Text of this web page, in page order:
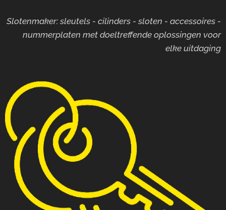
Slotenmaker: sleutels - cilinders - sloten - accessoires -
nummerplaten met doeltreffende oplossingen voor
elke uitdaging